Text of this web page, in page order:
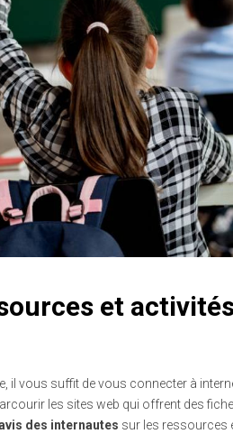
et
il vous suffit de vous connecter à
les sites web qui offrent des
des internautes sur les ressources